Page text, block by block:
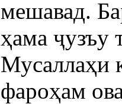
мешавад.
ҳама ҷузъу
Мусаллаҳи
фароҳам